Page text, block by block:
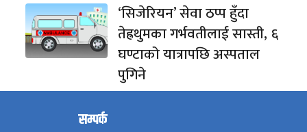
‘सिजेरियन’ सेवा ठप्प हुँदा
तेह्रथुमका गर्भवतीलाई सास्ती, ६
घण्टाको यात्रापछि अस्पताल
पुगिने
सम्पर्क